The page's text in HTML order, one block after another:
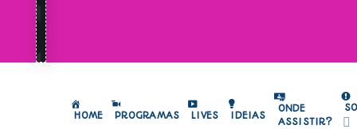
HOME PROGRAMAS LIVES IDEIAS
ONDE
ASSISTIR?